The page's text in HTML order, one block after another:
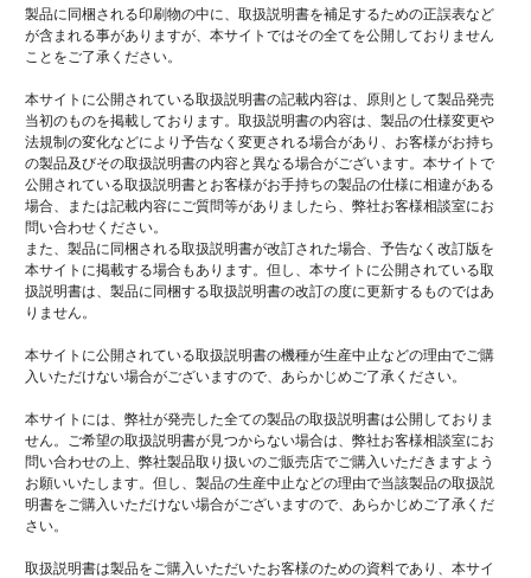
製品に同梱される印刷物の中に、取扱説明書を補足するための正誤表など
が含まれる事がありますが、本サイトではその全てを公開しておりません
ことをご了承ください。
本サイトに公開されている取扱説明書の記載内容は、原則として製品発売
当初のものを掲載しております。取扱説明書の内容は、製品の仕様変更や
法規制の変化などにより予告なく変更される場合があり、お客様がお持ち
の製品及びその取扱説明書の内容と異なる場合がございます。本サイトで
公開されている取扱説明書とお客様がお手持ちの製品の仕様に相違がある
場合、または記載内容にご質問等がありましたら、弊社お客様相談室にお
問い合わせください。
また、製品に同梱される取扱説明書が改訂された場合、予告なく改訂版を
本サイトに掲載する場合もあります。但し、本サイトに公開されている取
扱説明書は、製品に同梱する取扱説明書の改訂の度に更新するものではあ
りません。
本サイトに公開されている取扱説明書の機種が生産中止などの理由でご購
入いただけない場合がございますので、あらかじめご了承ください。
本サイトには、弊社が発売した全ての製品の取扱説明書は公開しておりま
せん。ご希望の取扱説明書が見つからない場合は、弊社お客様相談室にお
問い合わせの上、弊社製品取り扱いのご販売店でご購入いただきますよう
お願いいたします。但し、製品の生産中止などの理由で当該製品の取扱説
明書をご購入いただけない場合がございますので、あらかじめご了承くだ
さい。
取扱説明書は製品をご購入いただいたお客様のための資料であり、本サイ